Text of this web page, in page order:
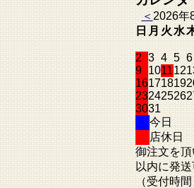
＜2026年
日月火水
2 3 4 5 6
9 101112
16171819
23242526
3031
今日
店休日
御注文を
以内に発
（受付時